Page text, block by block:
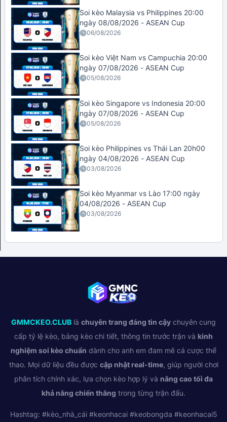
Soi kèo Malaysia vs Philippines 20:00
ngày 08/08/2026 - ASEAN Cup
06/08/2026
Soi kèo Việt Nam vs Campuchia 20:00
ngày 07/08/2026 - ASEAN Cup
05/08/2026
Soi kèo Singapore vs Indonesia 20:00
ngày 07/08/2026 - ASEAN Cup
05/08/2026
Soi kèo Philippines vs Thái Lan 20h00
ngày 04/08/2026 - ASEAN Cup
03/08/2026
Soi kèo Myanmar vs Lào 17:00 ngày
04/08/2026 - ASEAN Cup
03/08/2026
GMMCKEO.CLUB là chuyên trang đáng tin cậy chuyên cung
cấp tỷ lệ kèo, bảng kèo chi tiết, thông tin trước trận và kinh
nghiệm soi kèo chuẩn dành cho anh em đam mê cá cược thể
thao. Mọi dữ liệu đều được cập nhật real-time, giúp người chơi
phân tích chính xác, lựa chọn kèo hợp lý và nâng cao tối đa
khả năng chiến thắng trong từng trận đấu.
Hashtag: #kèo_nhà_cái #keonhacai #keobongda #keonhacai5